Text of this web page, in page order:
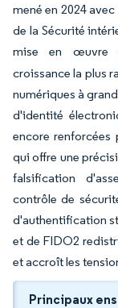
mené en 2024
de la Sécurité
mise en œuvre
croissance la plus
numériques à
d'identité
encore renforcées
qui offre une
falsification
contrôle de
d'authentification
et de FIDO2
et accroît les
Principaux